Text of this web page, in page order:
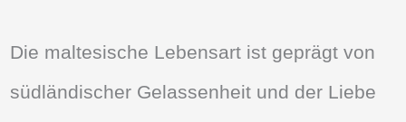
Die maltesische Lebensart ist geprägt von
südländischer Gelassenheit und der Liebe